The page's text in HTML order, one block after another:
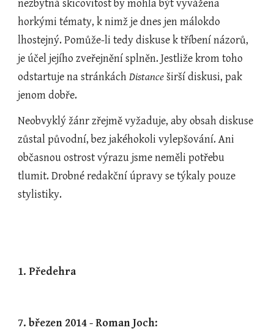
nezbytná skicovitost by mohla být vyvážena
horkými tématy, k nimž je dnes jen málokdo
lhostejný. Pomůže-li tedy diskuse k tříbení názorů,
je účel jejího zveřejnění splněn. Jestliže krom toho
odstartuje na stránkách Distance širší diskusi, pak
jenom dobře.
Neobvyklý žánr zřejmě vyžaduje, aby obsah diskuse
zůstal původní, bez jakéhokoli vylepšování. Ani
občasnou ostrost výrazu jsme neměli potřebu
tlumit. Drobné redakční úpravy se týkaly pouze
stylistiky.
1. Předehra
7. březen 2014 - Roman Joch: